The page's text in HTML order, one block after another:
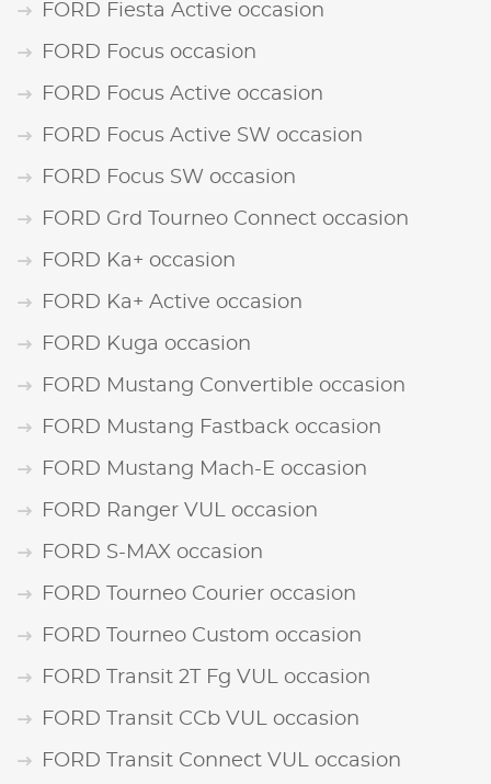
FORD Fiesta Active occasion
FORD Focus occasion
FORD Focus Active occasion
FORD Focus Active SW occasion
FORD Focus SW occasion
FORD Grd Tourneo Connect occasion
FORD Ka+ occasion
FORD Ka+ Active occasion
FORD Kuga occasion
FORD Mustang Convertible occasion
FORD Mustang Fastback occasion
FORD Mustang Mach-E occasion
FORD Ranger VUL occasion
FORD S-MAX occasion
FORD Tourneo Courier occasion
FORD Tourneo Custom occasion
FORD Transit 2T Fg VUL occasion
FORD Transit CCb VUL occasion
FORD Transit Connect VUL occasion